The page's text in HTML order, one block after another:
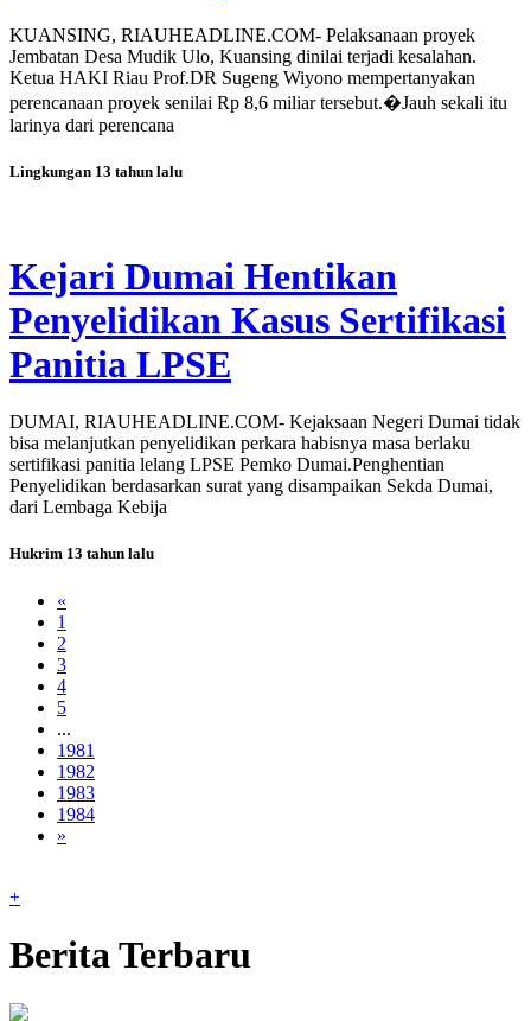
KUANSING, RIAUHEADLINE.COM- Pelaksanaan proyek
Jembatan Desa Mudik Ulo, Kuansing dinilai terjadi kesalahan.
Ketua HAKI Riau Prof.DR Sugeng Wiyono mempertanyakan
perencanaan proyek senilai Rp 8,6 miliar tersebut.�Jauh sekali itu
larinya dari perencana
Lingkungan 13 tahun lalu
Kejari Dumai Hentikan
Penyelidikan Kasus Sertifikasi
Panitia LPSE
DUMAI, RIAUHEADLINE.COM- Kejaksaan Negeri Dumai tidak
bisa melanjutkan penyelidikan perkara habisnya masa berlaku
sertifikasi panitia lelang LPSE Pemko Dumai.Penghentian
Penyelidikan berdasarkan surat yang disampaikan Sekda Dumai,
dari Lembaga Kebija
Hukrim 13 tahun lalu
«
1
2
3
4
5
...
1981
1982
1983
1984
»
+
Berita Terbaru